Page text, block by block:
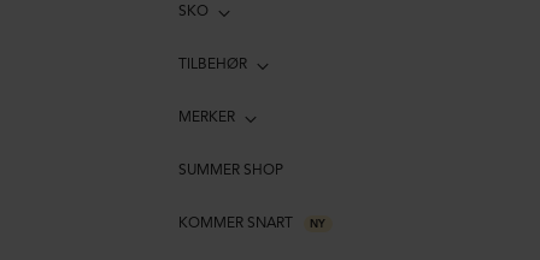
SKO
TILBEHØR
MERKER
SUMMER SHOP
KOMMER SNART NY